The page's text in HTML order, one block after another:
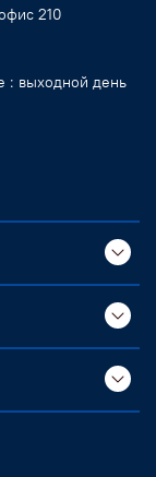
210
: выходной день